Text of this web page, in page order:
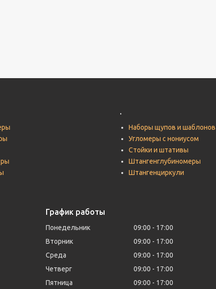
.
Наборы щупов и шаблонов
Угломеры с нониусом
Стойки и штативы
Штангенглубиномеры
Штангенциркули
График работы
Понедельник 09:00
17:00
Вторник
09:00
17:00
Среда
09:00
17:00
Четверг
09:00
17:00
Пятница
09:00 17:00